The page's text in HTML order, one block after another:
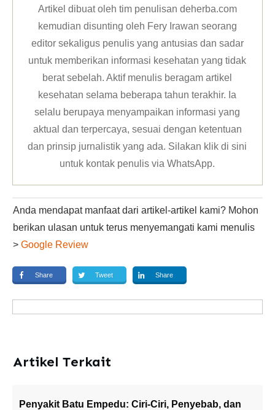
Artikel dibuat oleh tim penulisan deherba.com
kemudian disunting oleh Fery Irawan seorang
editor sekaligus penulis yang antusias dan sadar
untuk memberikan informasi kesehatan yang tidak
berat sebelah. Aktif menulis beragam artikel
kesehatan selama beberapa tahun terakhir. Ia
selalu berupaya menyampaikan informasi yang
aktual dan terpercaya, sesuai dengan ketentuan
dan prinsip jurnalistik yang ada. Silakan klikdi sini
untuk kontak penulis via WhatsApp.
Anda mendapat manfaat dari artikel-artikel kami? Mohon
berikan ulasan untuk terus menyemangati kami menulis
> Google Review
Share Tweet Share
Artikel Terkait
Penyakit Batu Empedu: Ciri-Ciri, Penyebab, dan